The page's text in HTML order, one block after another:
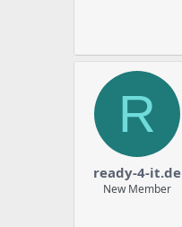
R
ready-4-it.de
New Member